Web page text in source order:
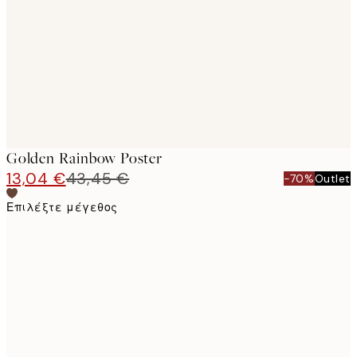
Golden Rainbow Poster
13,04 €43,45 € -70%Outlet
Επιλέξτε μέγεθος